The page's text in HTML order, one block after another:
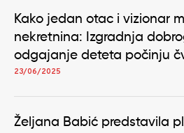
Kako jedan otac i vizionar
nekretnina: Izgradnja
odgajanje deteta počinju
23/06/2025
Željana Babić predstavila